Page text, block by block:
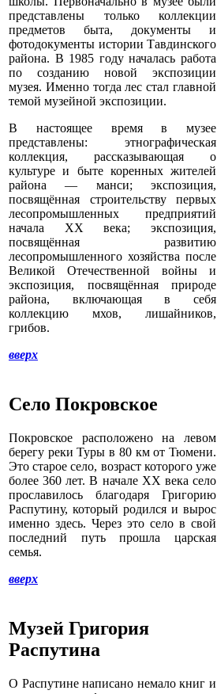
представлены только коллекции
предметов быта, документы и
фотодокументы истории Тавдинского
района. В 1985 году началась работа
по созданию новой экспозиции
музея. Именно тогда лес стал главной
темой музейной экспозиции.
В настоящее время в музее
представлены: этнографическая
коллекция, рассказывающая о
культуре и быте коренных жителей
района — манси; экспозиция,
посвящённая строительству первых
лесопромышленных предприятий
начала XX века; экспозиция,
посвящённая развитию
лесопромышленного хозяйства после
Великой Отечественной войны и
экспозиция, посвящённая природе
района, включающая в себя
коллекцию мхов, лишайников,
грибов.
вверх
Село Покровское
Покровское расположено на левом
берегу реки Туры в 80 км от Тюмени.
Это старое село, возраст которого уже
более 360 лет. В начале XX века село
прославилось благодаря Григорию
Распутину, который родился и вырос
именно здесь. Через это село в свой
последний путь прошла царская
семья.
вверх
Музей Григория
Распутина
О Распутине написано немало книг и